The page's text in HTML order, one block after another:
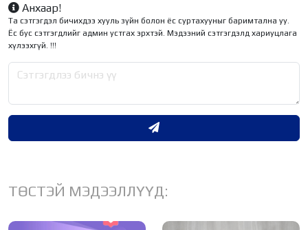
Анхаар!
Та сэтгэгдэл бичихдээ хууль зүйн болон ёс суртахууныг баримтална уу.
Ёс бус сэтгэгдлийг админ устгах эрхтэй. Мэдээний сэтгэгдэлд хариуцлага
хүлээхгүй. !!!
ТӨСТЭЙ МЭДЭЭЛЛҮҮД: